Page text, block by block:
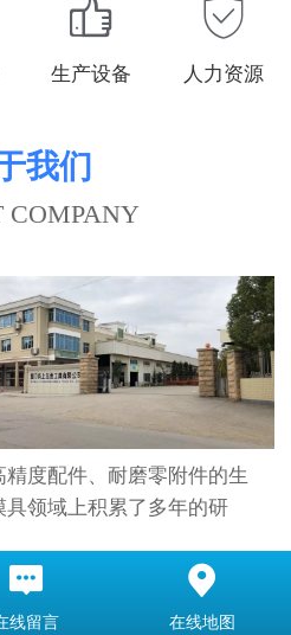
生产设备 人力资源
我们
COMPANY
度配件、耐磨零附件的生
领域上积累了多年的研
线留言 在线地图